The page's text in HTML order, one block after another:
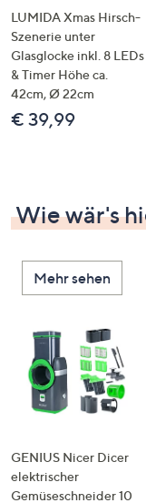
links
bzw.
rechts,
um
diese
anzuzeigen.
LUMIDA Xmas Hirsch-
Szenerie unter
Glasglocke inkl. 8 LEDs
& Timer Höhe ca.
42cm, Ø 22cm
€ 39,99
Wie wär's
Mehr sehen
GENIUS Nicer Dicer
elektrischer
Gemüseschneider 10